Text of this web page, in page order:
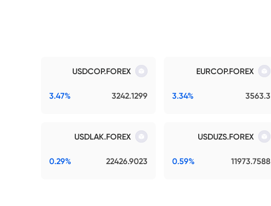
EURCOP.FOREX
3563.3
3.34%
USDCOP.FOREX
3242.1299
3.47%
USDUZS.FOREX
11973.7588
0.59%
USDLAK.FOREX
22426.9023
0.29%